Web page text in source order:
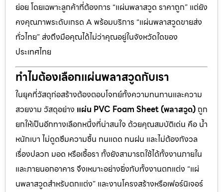
ย่อย โดยเฉพาะลูกค้าที่ต้องการ “แผ่นพลาสวูด ราคาถูก” แต่ยัง
คงคุณภาพระดับเกรด A พร้อมบริการ “แผ่นพลาสวูดขายส่ง
ทั่วไทย” ส่งถึงมือคุณได้ไม่ว่าคุณอยู่ในจังหวัดใดของ
ประเทศไทย
ทำไมต้องเลือกแผ่นพลาสวูดกับเรา
ในยุคที่วัสดุก่อสร้างต้องตอบโจทย์ทั้งความทนทานและความ
สวยงาม วัสดุอย่าง แผ่น PVC Foam Sheet (พลาสวูด) ถูก
ยกให้เป็นอีกทางเลือกหนึ่งที่น่าสนใจ ด้วยคุณสมบัติเด่น คือ น้ำ
หนักเบา ไม่ดูดซึมความชื้น ทนแดด ทนฝน และไม่ต้องกังวล
เรื่องปลวก มอด หรือเชื้อรา ทั้งยังสามารถใช้ได้ทั้งงานภายใน
และภายนอกอาคาร จึงเหมาะอย่างยิ่งกับทั้งงานตกแต่ง “แผ่
นพลาสวูดสำหรับตกแต่ง” และงานโครงสร้างหรือเฟอร์นิเจอร์